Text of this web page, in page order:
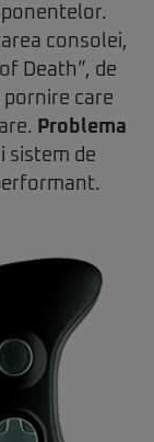
consolei,
Death”, de
care
Problema
sistem de